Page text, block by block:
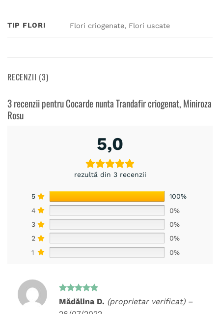
TIP FLORI Flori criogenate, Flori uscate
RECENZII (3)
3 recenzii pentruCocarde nunta Trandafir criogenat, Miniroza
Rosu
5,0
rezultă din 3 recenzii
5
100%
4
0%
3
0%
2
0%
1
0%
Evaluat la
Mădălina D. (proprietar verificat) –